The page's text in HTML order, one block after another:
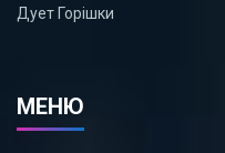
Дует Горішки
МЕНЮ